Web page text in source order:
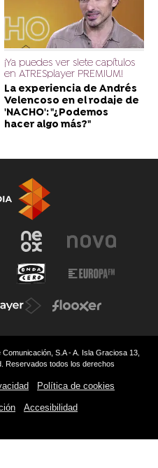
¡Ya puedes ver siete capítulos
en ATRESplayer PREMIUM!
La experiencia de Andrés
Velencoso en el rodaje de
'NACHO': "¿Podemos
hacer algo más?"
S.A - A. Isla Graciosa 13,
Reservados todos los derechos
Política de cookies
Accesibilidad